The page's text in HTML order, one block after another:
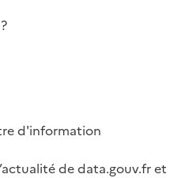
d'information
de data.gouv.fr et